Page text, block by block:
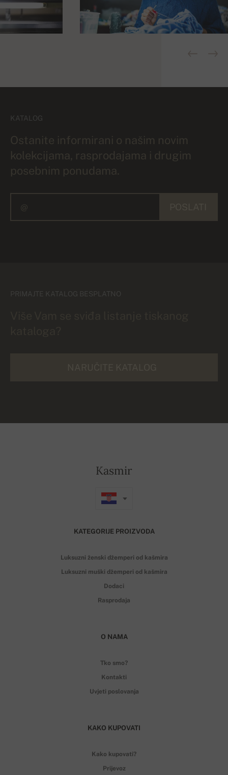
KATALOG
Ostanite informirani o našim novim
kolekcijama, rasprodajama i drugim
posebnim ponudama.
PRIMAJTE KATALOG BESPLATNO
Kasmir
KATEGORIJE PROIZVODA
Luksuzni ženski džemperi od kašmira
Luksuzni muški džemperi od kašmira
Dodaci
Rasprodaja
O NAMA
Tko smo?
Kontakti
Uvjeti poslovanja
KAKO KUPOVATI
Kako kupovati?
Prijevoz